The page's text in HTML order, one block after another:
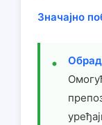
Значајно